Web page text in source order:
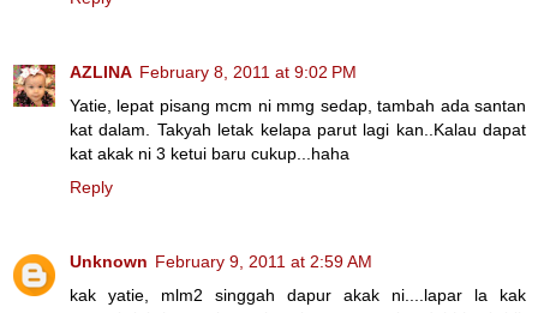
AZLINA February 8, 2011 at 9:02 PM
Yatie, lepat pisang mcm ni mmg sedap, tambah ada santan
kat dalam. Takyah letak kelapa parut lagi kan..Kalau dapat
kat akak ni 3 ketui baru cukup...haha
Reply
Unknown February 9, 2011 at 2:59 AM
kak yatie, mlm2 singgah dapur akak ni....lapar la kak